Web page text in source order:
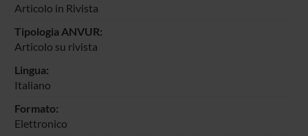
Articolo in Rivista
Tipologia ANVUR:
Articolo su rivista
Lingua:
Italiano
Formato:
Elettronico